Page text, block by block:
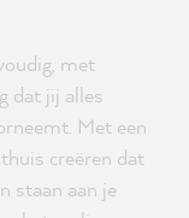
met
dat jij alles
Met een
creëren dat
staan aan je